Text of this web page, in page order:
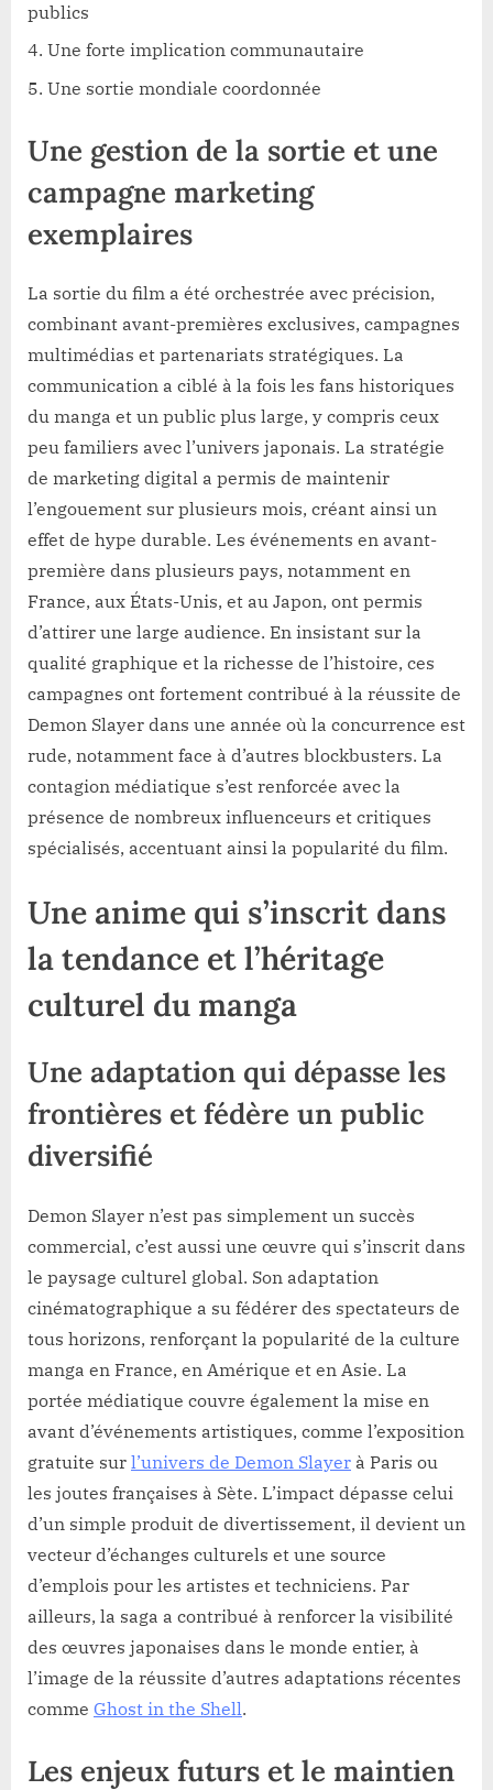
publics
Une forte implication communautaire
Une sortie mondiale coordonnée
Une gestion de la sortie et une
campagne marketing
exemplaires
La sortie du film a été orchestrée avec précision,
combinant avant-premières exclusives, campagnes
multimédias et partenariats stratégiques. La
communication a ciblé à la fois les fans historiques
du manga et un public plus large, y compris ceux
peu familiers avec l’univers japonais. La stratégie
de marketing digital a permis de maintenir
l’engouement sur plusieurs mois, créant ainsi un
effet de hype durable. Les événements en avant-
première dans plusieurs pays, notamment en
France, aux États-Unis, et au Japon, ont permis
d’attirer une large audience. En insistant sur la
qualité graphique et la richesse de l’histoire, ces
campagnes ont fortement contribué à la réussite de
Demon Slayer dans une année où la concurrence est
rude, notamment face à d’autres blockbusters. La
contagion médiatique s’est renforcée avec la
présence de nombreux influenceurs et critiques
spécialisés, accentuant ainsi la popularité du film.
Une anime qui s’inscrit dans
la tendance et l’héritage
culturel du manga
Une adaptation qui dépasse les
frontières et fédère un public
diversifié
Demon Slayer n’est pas simplement un succès
commercial, c’est aussi une œuvre qui s’inscrit dans
le paysage culturel global. Son adaptation
cinématographique a su fédérer des spectateurs de
tous horizons, renforçant la popularité de la culture
manga en France, en Amérique et en Asie. La
portée médiatique couvre également la mise en
avant d’événements artistiques, comme l’exposition
gratuite sur l’univers de Demon Slayer à Paris ou
les joutes françaises à Sète. L’impact dépasse celui
d’un simple produit de divertissement, il devient un
vecteur d’échanges culturels et une source
d’emplois pour les artistes et techniciens. Par
ailleurs, la saga a contribué à renforcer la visibilité
des œuvres japonaises dans le monde entier, à
l’image de la réussite d’autres adaptations récentes
comme Ghost in the Shell.
Les enjeux futurs et le maintien